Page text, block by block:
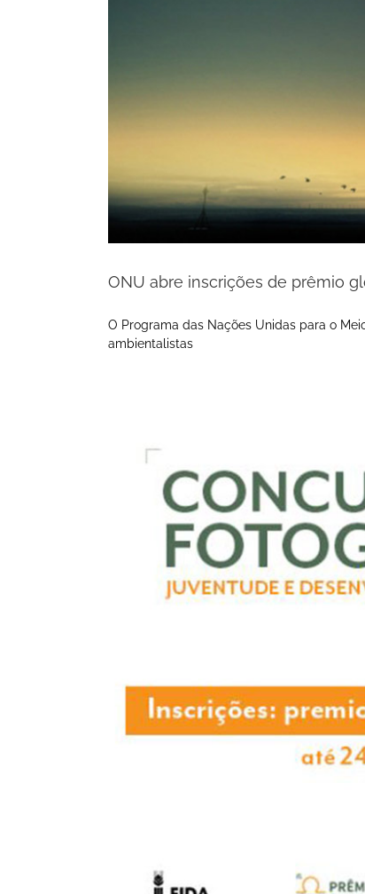
ONU abre inscrições de prêmio
O Programa das Nações Unidas para o
ambientalistas